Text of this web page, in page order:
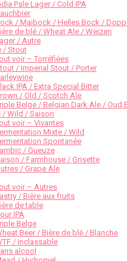
Pale Lager / Cold IPA
/ Maibock / Helles Bock /
de blé / Wheat Ale / Weizen
/ Autre
/ Stout
voir – Torréfiées
/ Imperial Stout / Porter
IPA / Extra Special Bitter
/ Old / Scotch Ale
Belge / Belgian Dark Ale / Oud
/ Wild / Saison
voir – Vivantes
Mixte / Wild
Spontanée
/ Gueuze
/ Farmhouse / Grisette
/ Grape Ale
voir – Autres
/ Bière aux fruits
de table
IPA
Belge
Beer / Bière de blé / Blanche
/ Inclassable
alcool